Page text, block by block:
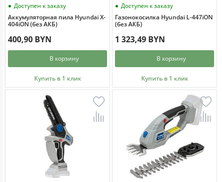
Доступен к заказу
Аккумуляторная пила Hyundai X-
404iON (без АКБ)
400,90 BYN
В корзину
Купить в 1 клик
Доступен к заказу
Газонокосилка Hyundai L-447iON
(без АКБ)
1 323,49 BYN
В корзину
Купить в 1 клик